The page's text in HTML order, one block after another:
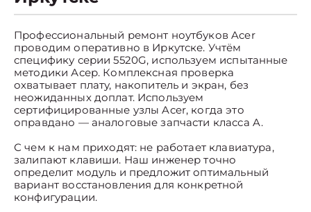
Профессиональный ремонт ноутбуков Acer
проводим оперативно в Иркутске. Учтём
специфику серии 5520G, используем испытанные
методики Асер. Комплексная проверка
охватывает плату, накопитель и экран, без
неожиданных доплат. Используем
сертифицированные узлы Acer, когда это
оправдано — аналоговые запчасти класса A.
С чем к нам приходят: не работает клавиатура,
залипают клавиши. Наш инженер точно
определит модуль и предложит оптимальный
вариант восстановления для конкретной
конфигурации.